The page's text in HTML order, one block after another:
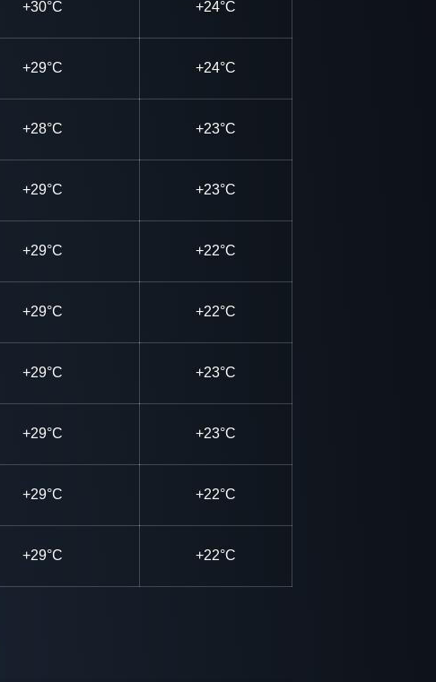
+30°C +24°C
+29°C +24°C
+28°C +23°C
+29°C +23°C
+29°C +22°C
+29°C +22°C
+29°C +23°C
+29°C +23°C
+29°C +22°C
+29°C +22°C